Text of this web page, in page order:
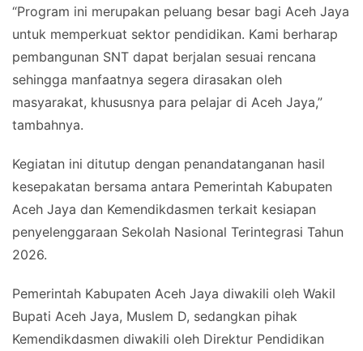
“Program ini merupakan peluang besar bagi Aceh Jaya
untuk memperkuat sektor pendidikan. Kami berharap
pembangunan SNT dapat berjalan sesuai rencana
sehingga manfaatnya segera dirasakan oleh
masyarakat, khususnya para pelajar di Aceh Jaya,”
tambahnya.
Kegiatan ini ditutup dengan penandatanganan hasil
kesepakatan bersama antara Pemerintah Kabupaten
Aceh Jaya dan Kemendikdasmen terkait kesiapan
penyelenggaraan Sekolah Nasional Terintegrasi Tahun
2026.
Pemerintah Kabupaten Aceh Jaya diwakili oleh Wakil
Bupati Aceh Jaya, Muslem D, sedangkan pihak
Kemendikdasmen diwakili oleh Direktur Pendidikan